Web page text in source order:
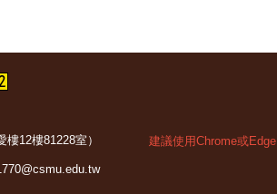
12樓81228室） 建議使用Chrome或Edge